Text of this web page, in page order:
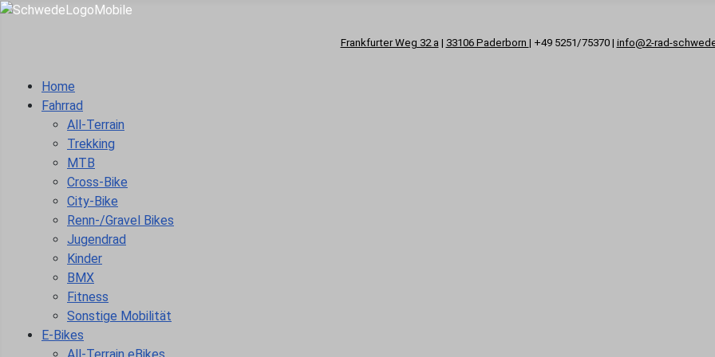
Frankfurter Weg 32 a | 33106 Paderborn | +49 5251/75370 | info@2-rad-
Home
Fahrrad
All-Terrain
Trekking
MTB
Cross-Bike
City-Bike
Renn-/Gravel Bikes
Jugendrad
Kinder
BMX
Fitness
Sonstige Mobilität
E-Bikes